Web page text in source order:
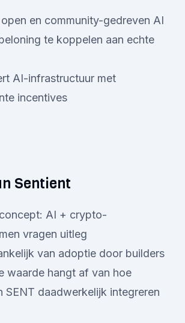
en community-gedreven AI
te koppelen aan echte
AI-infrastructuur met
incentives
Sentient
AI + crypto-
vragen uitleg
van adoptie door builders
waarde hangt af van hoe
SENT daadwerkelijk integreren